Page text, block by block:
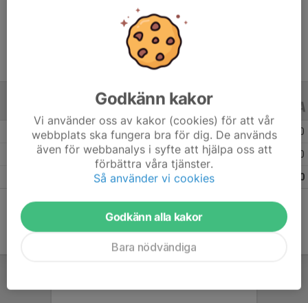
17 år
ALLA ÅR
Säsongen 25/26 23 0 0
Säsongen 24/25 11 0
0
Godkänn kakor
Vi använder oss av kakor (cookies) för att vår
webbplats ska fungera bra för dig. De används
även för webbanalys i syfte att hjälpa oss att
förbättra våra tjänster.
Så använder vi cookies
Godkänn alla kakor
Bara nödvändiga